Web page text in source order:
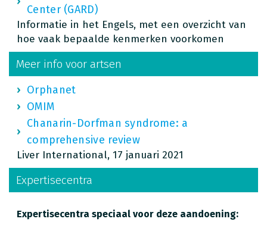
Center (GARD)
Informatie in het Engels, met een overzicht van
hoe vaak bepaalde kenmerken voorkomen
Meer info voor artsen
Orphanet
OMIM
Chanarin-Dorfman syndrome: a
comprehensive review
Liver International, 17 januari 2021
Expertisecentra
Expertisecentra speciaal voor deze aandoening: